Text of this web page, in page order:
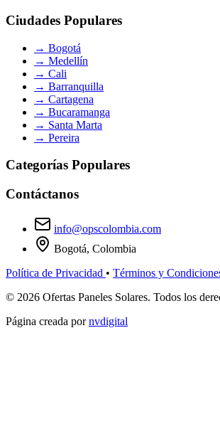
Ciudades Populares
→ Bogotá
→ Medellín
→ Cali
→ Barranquilla
→ Cartagena
→ Bucaramanga
→ Santa Marta
→ Pereira
Categorías Populares
Contáctanos
info@opscolombia.com
Bogotá, Colombia
Política de Privacidad • Términos y
© 2026 Ofertas Paneles Solares. Todos los
Página creada pornvdigital